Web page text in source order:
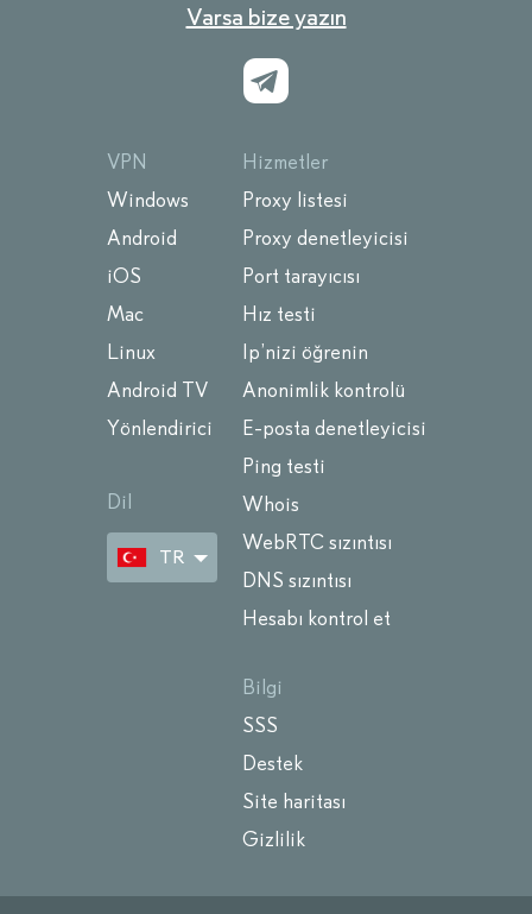
Varsa bize yazın
VPN
Windows
Android
iOS
Mac
Linux
Android TV
Yönlendirici
Dil
TR
Hizmetler
Proxy listesi
Proxy denetleyicisi
Port tarayıcısı
Hız testi
Ip’nizi öğrenin
Anonimlik kontrolü
E-posta denetleyicisi
Ping testi
Whois
WebRTC sızıntısı
DNS sızıntısı
Hesabı kontrol et
Bilgi
SSS
Destek
Site haritası
Gizlilik